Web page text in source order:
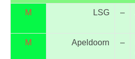
M LSG –
M Apeldoorn –